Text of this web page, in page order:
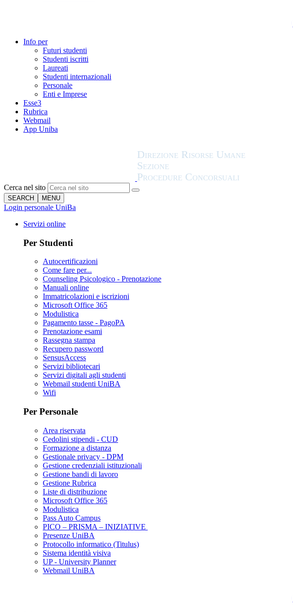
Info per
Futuri studenti
Studenti iscritti
Laureati
Studenti internazionali
Personale
Enti e Imprese
Esse3
Rubrica
Webmail
App Uniba
Cerca nel sito
SEARCH MENU
Login personale UniBa
Servizi online
Per Studenti
Autocertificazioni
Come fare per...
Counseling Psicologico - Prenotazione
Manuali online
Immatricolazioni e iscrizioni
Microsoft Office 365
Modulistica
Pagamento tasse - PagoPA
Prenotazione esami
Rassegna stampa
Recupero password
SensusAccess
Servizi bibliotecari
Servizi digitali agli studenti
Webmail studenti UniBA
Wifi
Per Personale
Area riservata
Cedolini stipendi - CUD
Formazione a distanza
Gestionale privacy - DPM
Gestione credenziali istituzionali
Gestione bandi di lavoro
Gestione Rubrica
Liste di distribuzione
Microsoft Office 365
Modulistica
Pass Auto Campus
PICO – PRISMA – INIZIATIVE
Presenze UniBA
Protocollo informatico (Titulus)
Sistema identità visiva
UP - University Planner
Webmail UniBA